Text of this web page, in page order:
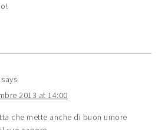
says
2013 at 14:00
che mette anche di buon umore